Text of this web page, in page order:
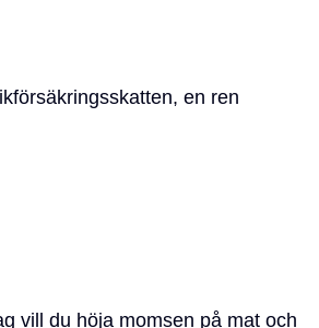
en ren
vill du höja momsen på mat och